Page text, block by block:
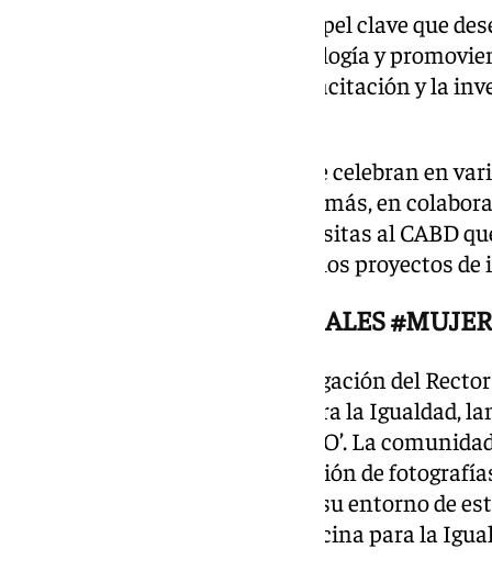
De este modo, se reconoce el papel clave que
comunidad científica y la tecnología y
las niñas a la educación, la capacitación y la
La mayoría de las actividades se celebran en
provincia de Sevilla y Cádiz. Además, en
Mayores, organizan talleres y visitas al CABD
participantes conocer de cerca los proyectos
CAMPAÑA EN REDES SOCIALES
El 10 de febrero de 2025, la Delegación del
la colaboración de la Oficina para la Igualdad,
sociales ‘#MujeresyCienciasUPO’. La
participar mediante la publicación de
ramas científicas de la UPO en su entorno de
redes sociales oficiales de la Oficina para la